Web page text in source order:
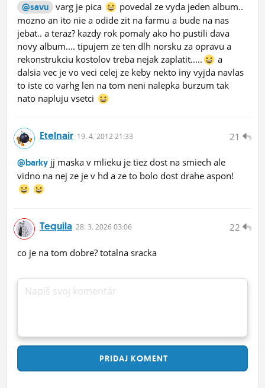
@savu varg je pica
povedal ze vyda jeden album..
mozno an ito nie a odide zit na farmu a bude na nas
jebat.. a teraz? kazdy rok pomaly ako ho pustili dava
novy album.... tipujem ze ten dlh norsku za opravu a
rekonstrukciu kostolov treba nejak zaplatit.....
a
dalsia vec je vo veci celej ze keby nekto iny vyjda navlas
to iste co varhg len na tom neni nalepka burzum tak
nato napluju vsetci
21
Etelnair 19. 4. 2012 21:33
@barky jj maska v mlieku je tiez dost na smiech ale
vidno na nej ze je v hd a ze to bolo dost drahe aspon!
22
Tequila 28. 3. 2026 03:06
co je na tom dobre? totalna sracka
Napíš svoj komentár
PRIDAJ KOMENT